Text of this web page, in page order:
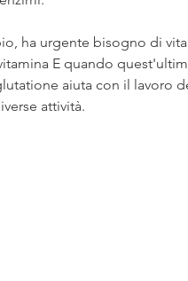
ha urgente bisogno di
E quando
aiuta con il lavoro
attività.